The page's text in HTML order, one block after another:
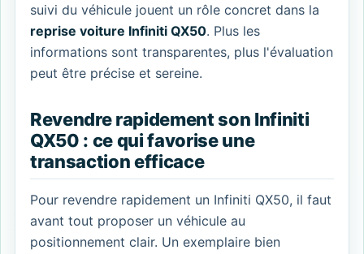
suivi du véhicule jouent un rôle concret dans la
reprise voiture Infiniti QX50. Plus les
informations sont transparentes, plus l'évaluation
peut être précise et sereine.
Revendre rapidement son Infiniti
QX50 : ce qui favorise une
transaction efficace
Pour revendre rapidement un Infiniti QX50, il faut
avant tout proposer un véhicule au
positionnement clair. Un exemplaire bien